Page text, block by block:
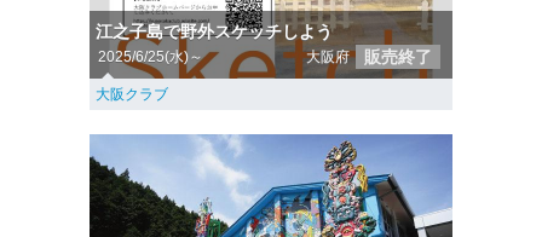
江之子島で野外スケッチしよう
2025/6/25(水)～ 大阪府 販売終了
大阪クラブ